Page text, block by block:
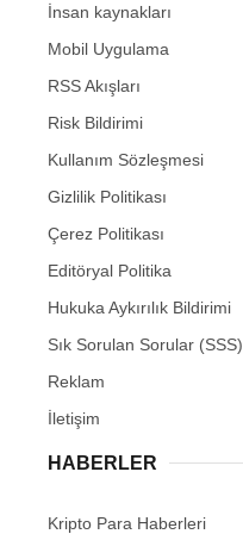
İnsan kaynakları
Mobil Uygulama
RSS Akışları
Risk Bildirimi
Kullanım Sözleşmesi
Gizlilik Politikası
Çerez Politikası
Editöryal Politika
Hukuka Aykırılık Bildirimi
Sık Sorulan Sorular (SSS)
Reklam
İletişim
HABERLER
Kripto Para Haberleri